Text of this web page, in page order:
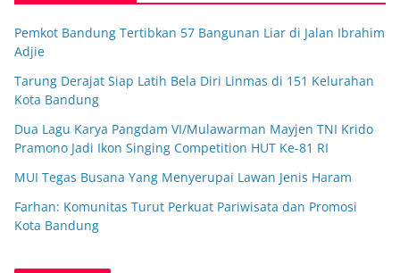
Pemkot Bandung Tertibkan 57 Bangunan Liar di Jalan Ibrahim
Adjie
Tarung Derajat Siap Latih Bela Diri Linmas di 151 Kelurahan
Kota Bandung
Dua Lagu Karya Pangdam VI/Mulawarman Mayjen TNI Krido
Pramono Jadi Ikon Singing Competition HUT Ke-81 RI
MUI Tegas Busana Yang Menyerupai Lawan Jenis Haram
Farhan: Komunitas Turut Perkuat Pariwisata dan Promosi
Kota Bandung